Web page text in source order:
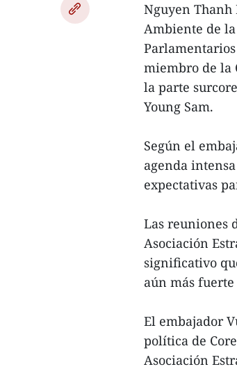
Nguyen Thanh
Ambiente de
miembro de la
la parte
Young Sam.
Según el
agenda
expectativas
Las reuniones
Asociación
significativo
aún más
El embajador
política de
Asociación